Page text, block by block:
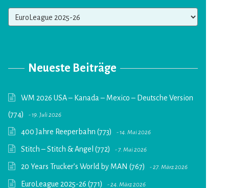
Alben
von
Neueste Beiträge
WM 2026 USA – Kanada – Mexico – Deutsche Version
(774)
19. Juli 2026
400 Jahre Reeperbahn (773) 14. Mai 2026
Stitch – Stitch & Angel (772) 7. Mai 2026
20 Years Trucker’s World by MAN (767) 27. März 2026
EuroLeague 2025-26 (771) 24. März 2026